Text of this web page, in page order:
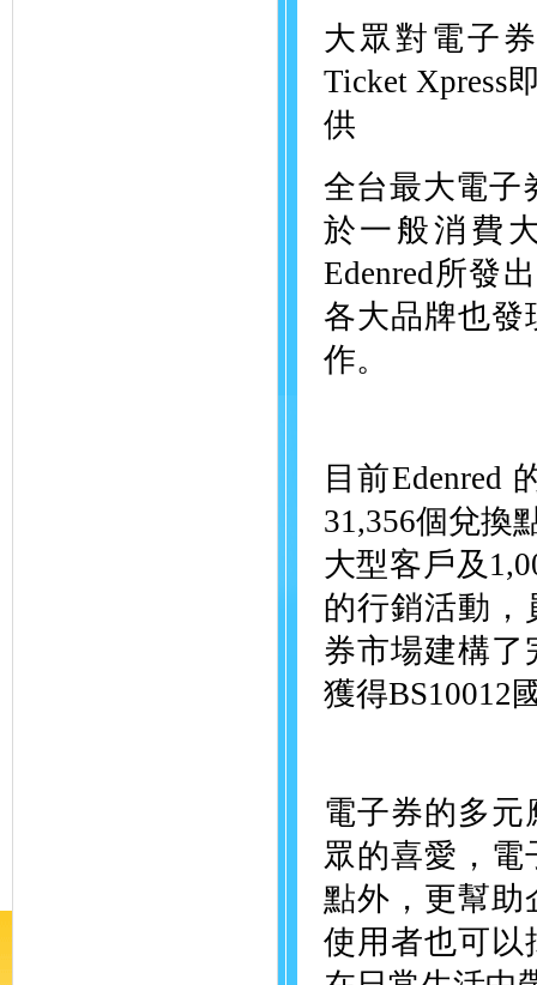
大眾對電子
Ticket Xpress
供
全台最大電子
於一般消費
Edenred所發
各大品牌也發
作。
目前Edenred
31,356個兌換
大型客戶及
的行銷活動
券市場建構
獲得BS10012
電子券的多
眾的喜愛，
點外，更幫助
使用者也可以